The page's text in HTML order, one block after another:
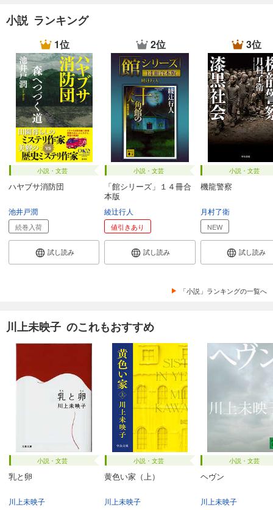
小説 ランキング
1位
小説・文芸
ハヤブサ消防団
池井戸潤
続巻入荷
試し読み
2位
小説・文芸
「館シリーズ」１４冊合
本版
綾辻行人
値引きあり
試し読み
3位
小説・文芸
機龍警察
月村了衛
NEW
試し読み
「小説」ランキングの一覧へ
川上未映子 のこれもおすすめ
小説・文芸
乳と卵
川上未映子
小説・文芸
黄色い家（上）
川上未映子
小説・文芸
ヘヴン
川上未映子